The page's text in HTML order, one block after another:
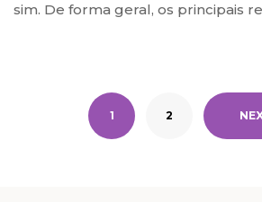
sim. De forma geral, os principais
1 2